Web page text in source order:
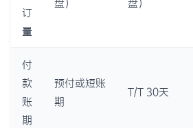
订
量
盘）
盘）
付
款
账
期
预付或短账
期
T/T 30天